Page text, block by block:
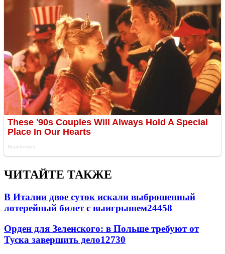
ЧИТАЙТЕ ТАКЖЕ
В Италии двое суток искали выброшенный
лотерейный билет с выигрышем24458
Орден для Зеленского: в Польше требуют от
Туска завершить дело12730